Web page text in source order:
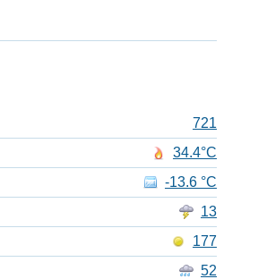
721
34.4°C
-13.6 °C
13
177
52